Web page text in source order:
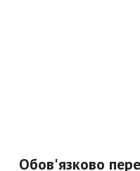
Обов'язково